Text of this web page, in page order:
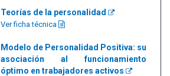
Teorías de la personalidad
Ver ficha técnica
Modelo de Personalidad Positiva: su
asociación al funcionamiento
óptimo en trabajadores activos